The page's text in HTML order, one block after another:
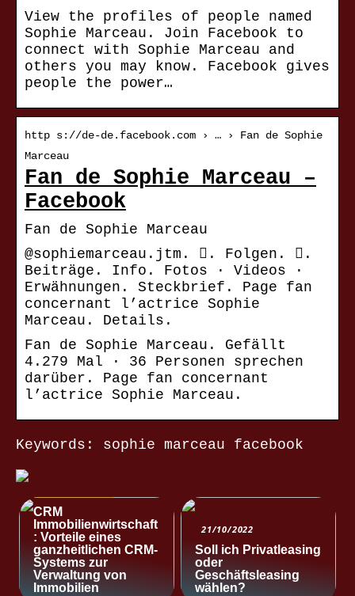
View the profiles of people named
Sophie Marceau. Join Facebook to
connect with Sophie Marceau and
others you may know. Facebook gives
people the power…
http s://de-de.facebook.com › … › Fan de Sophie
Marceau
Fan de Sophie Marceau –
Facebook
Fan de Sophie Marceau
@sophiemarceau.jtm. 󱙶. Folgen. 󰟝.
Beiträge. Info. Fotos · Videos ·
Erwähnungen. Steckbrief. Page fan
concernant l’actrice Sophie
Marceau. Details.
Fan de Sophie Marceau. Gefällt
4.279 Mal · 36 Personen sprechen
darüber. Page fan concernant
l’actrice Sophie Marceau.
Keywords: sophie marceau facebook
CRM
Immobilienwirtschaft
: Vorteile eines
ganzheitlichen CRM-
Systems zur
Verwaltung von
Immobilien
21/10/2022
Soll ich Privatleasing
oder
Geschäftsleasing
wählen?